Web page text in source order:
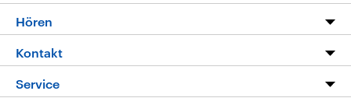
Programm
Die Nachrichten
Nachrichtenleicht
Hören
Livestream
Podcasts
Kontakt
Hörerservice
Service